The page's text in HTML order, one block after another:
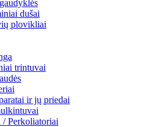
dušai
plovikliai
trintuvai
ir jų priedai
Perkoliatoriai